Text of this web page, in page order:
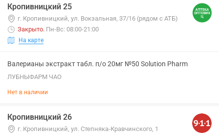
Кропивницкий 25
г. Кропивницкий, ул. Вокзальная, 37/16 (рядом с АТБ)
Закрыто. Пн-Вс: 08:00-21:00
На карте
Валерианы экстракт табл. п/о 20мг №50 Solution Pharm
ЛУБНЫФАРМ ЧАО
Нет в наличии
Кропивницкий 26
г. Кропивницкий, ул. Степняка-Кравчинского, 1